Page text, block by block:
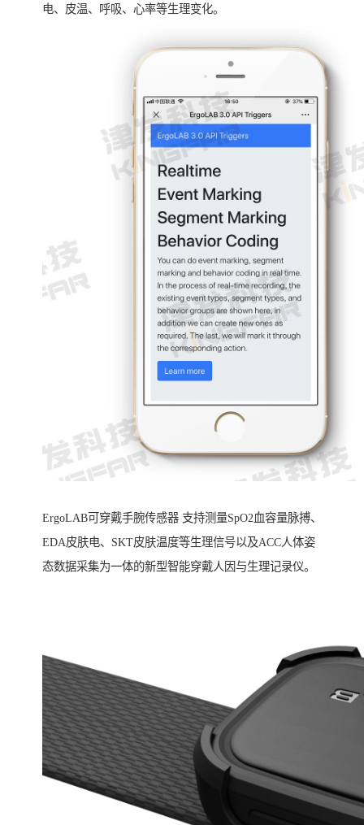
电、皮温、呼吸、心率等生理变化。
ErgoLAB可穿戴手腕传感器 支持测量SpO2血容量脉搏、
EDA皮肤电、SKT皮肤温度等生理信号以及ACC人体姿
态数据采集为一体的新型智能穿戴人因与生理记录仪。